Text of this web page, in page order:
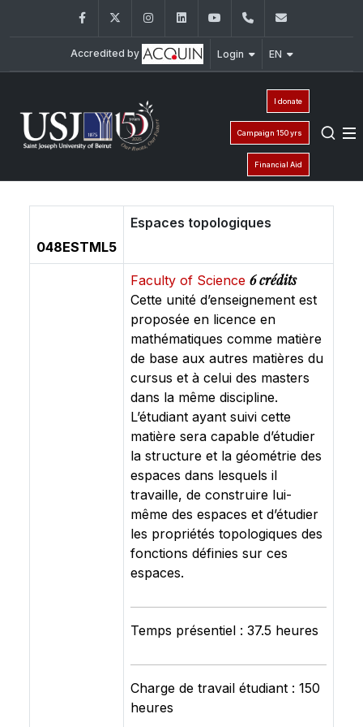
FacebookTwitter InstagramLinkedInYouTube+961 (1) 421 368
Accredited by Login EN
I donate
Campaign 150 yrs
Financial Aid
048ESTML5
Espaces topologiques
Faculty of Science 6 crédits
Cette unité d’enseignement est
proposée en licence en
mathématiques comme matière
de base aux autres matières du
cursus et à celui des masters
dans la même discipline.
L’étudiant ayant suivi cette
matière sera capable d’étudier
la structure et la géométrie des
espaces dans lesquels il
travaille, de construire lui-
même des espaces et d’étudier
les propriétés topologiques des
fonctions définies sur ces
espaces.
Temps présentiel : 37.5 heures
Charge de travail étudiant : 150
heures